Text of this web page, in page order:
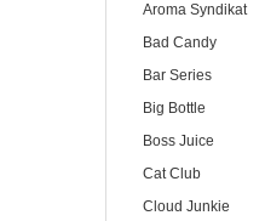
Aroma Syndikat
Bad Candy
Bar Series
Big Bottle
Boss Juice
Cat Club
Cloud Junkie